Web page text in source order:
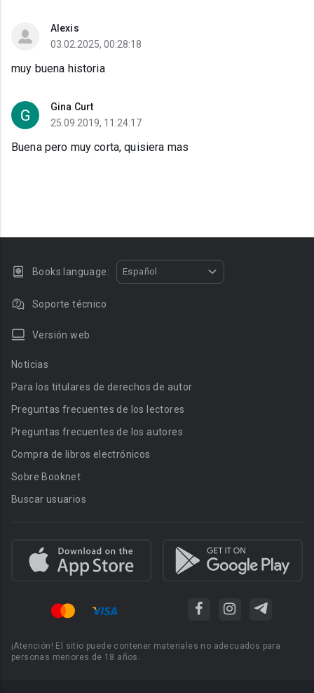
Alexis
03.02.2025, 00:28:18
muy buena historia
Gina Curt
25.09.2019, 11:24:17
Buena pero muy corta, quisiera mas
Books language: Español
Soporte técnico
Versión web
Noticias
Para los titulares de derechos de autor
Preguntas frecuentes de los lectores
Preguntas frecuentes de los autores
Compra de libros electrónicos
Sobre Booknet
Buscar usuarios
¡Atención! El sitio puede contener materiales no adecuados para
personas menores de 18 años.